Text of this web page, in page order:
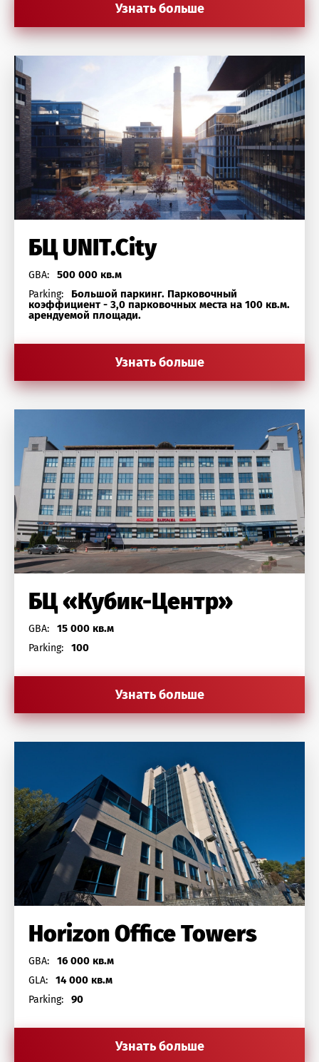
Узнать больше
БЦ UNIT.City
GBA: 500 000 кв.м
Parking:
Большой паркинг. Парковочный
коэффициент - 3,0 парковочных места на 100 кв.м.
арендуемой площади.
Узнать больше
БЦ «Кубик-Центр»
GBA: 15 000 кв.м
Parking: 100
Узнать больше
Horizon Office Towers
GBA: 16 000 кв.м
GLA: 14 000 кв.м
Parking: 90
Узнать больше